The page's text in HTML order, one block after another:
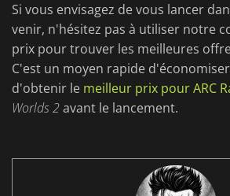
Si vous envisagez de vous lancer
venir, n'hésitez pas à utiliser notre
prix pour trouver les meilleures
C'est un moyen rapide
d'obtenir le meilleur prix pour ARC
Worlds 2avant le lancement.